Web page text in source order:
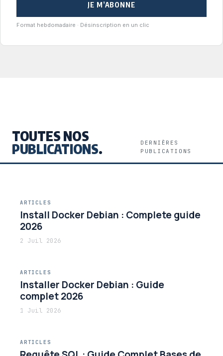
JE M’ABONNE
Format hebdomadaire · Désinscription en un clic
TOUTES NOS
PUBLICATIONS.
DERNIÈRES
PUBLICATIONS
ARTICLES
Install Docker Debian : Complete guide
2026
2 Juil 2026
ARTICLES
Installer Docker Debian : Guide
complet 2026
1 Juil 2026
ARTICLES